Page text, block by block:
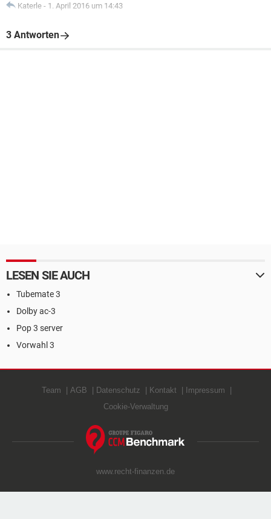
Katerle - 1. April 2016 um 14:43
3 Antworten
LESEN SIE AUCH
Tubemate 3
Dolby ac-3
Pop 3 server
Vorwahl 3
Team AGB Datenschutz Kontakt
Impressum
Cookie-Verwaltung
www.recht-finanzen.de